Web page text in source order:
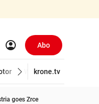
account_circle Abo
Wirtschaft
krone.tv
goes Zrce